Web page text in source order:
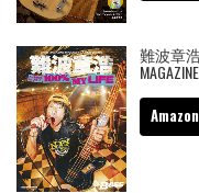
難波章浩